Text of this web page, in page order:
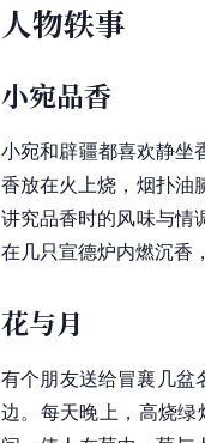
人物轶事
小宛品香
小宛和辟疆都喜欢静坐
香放在火上烧，烟扑油
讲究品香时的风味与情
在几只宣德炉内燃沉香
花与月
有个朋友送给冒襄几盆
边。每天晚上，高烧